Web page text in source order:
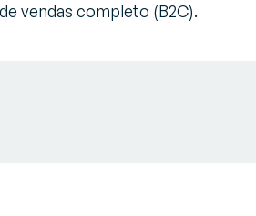
vendas completo (B2C).